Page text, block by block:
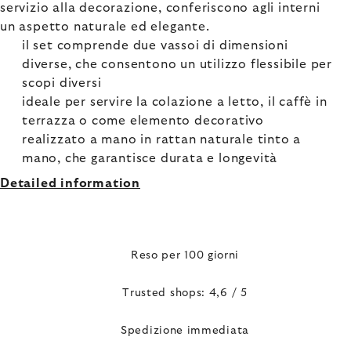
servizio alla decorazione, conferiscono agli interni
un aspetto naturale ed elegante.
il set comprende due vassoi di dimensioni
diverse, che consentono un utilizzo flessibile per
scopi diversi
ideale per servire la colazione a letto, il caffè in
terrazza o come elemento decorativo
realizzato a mano in rattan naturale tinto a
mano, che garantisce durata e longevità
Detailed information
Reso per 100 giorni
Trusted shops: 4,6 / 5
Spedizione immediata